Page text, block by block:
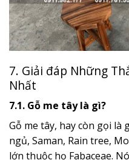
7. Giải đáp Những
Nhất
7.1. Gỗ me tây là gì?
Gỗ me tây, hay còn gọi
ngủ, Saman, Rain tree,
lớn thuộc họ Fabaceae.